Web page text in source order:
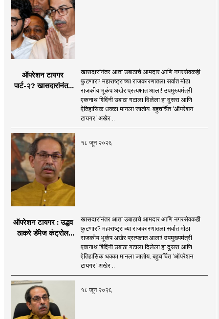
ऑपरेशन टायगर
पार्ट-२? खासदारांनंतर
खासदारांनंतर आता उबाठाचे आमदार आणि नगरसेवकही
फुटणार? महाराष्ट्राच्या राजकारणातला सर्वात मोठा
राजकीय भूकंप अखेर प्रत्यक्षात आला! उपमुख्यमंत्री
एकनाथ शिंदेंनी उबाठा गटाला दिलेला हा दुसरा आणि
ऐतिहासिक धक्का मानला जातोय. बहुचर्चित ‘ऑपरेशन
टायगर’ अखेर ..
१८ जून २०२६
ऑपरेशन टायगर : उद्धव
ठाकरे डॅमेज कंट्रोल
शिंदेंकडे जाण्याच्या चर्चा
सुरू
खासदारांनंतर आता उबाठाचे आमदार आणि नगरसेवकही
फुटणार? महाराष्ट्राच्या राजकारणातला सर्वात मोठा
राजकीय भूकंप अखेर प्रत्यक्षात आला! उपमुख्यमंत्री
एकनाथ शिंदेंनी उबाठा गटाला दिलेला हा दुसरा आणि
ऐतिहासिक धक्का मानला जातोय. बहुचर्चित ‘ऑपरेशन
टायगर’ अखेर ..
१८ जून २०२६